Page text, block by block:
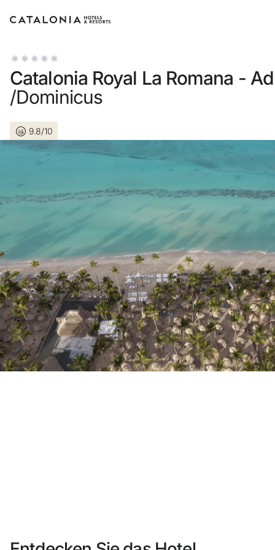
Bitte melden Sie sich an
LOGIN
Passwort vergessen?
oder verwenden Sie eine der folgenden
Mit Google anmelden
Sitzung nur mit E-Mail-Adresse starten
Sie haben sich noch nicht registriert ?
Konto anlegen
Genießen Sie die Vorteile als Mitglied bei
Catalonia Royal La Romana -
/Dominicus
9.8/10